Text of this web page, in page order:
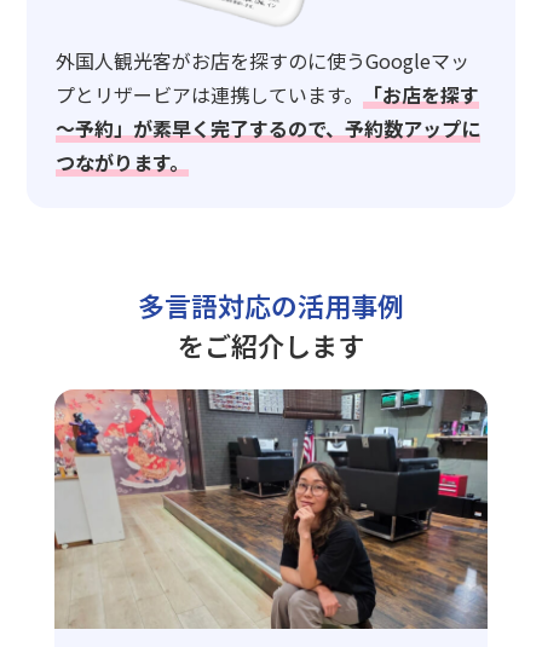
外国人観光客がお店を探すのに使うGoogleマッ
プとリザービアは連携しています。「お店を探す
～予約」が素早く完了するので、予約数アップに
つながります。
多言語対応の活用事例
をご紹介します